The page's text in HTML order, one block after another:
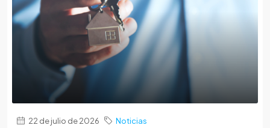
22 de julio de 2026 Noticias